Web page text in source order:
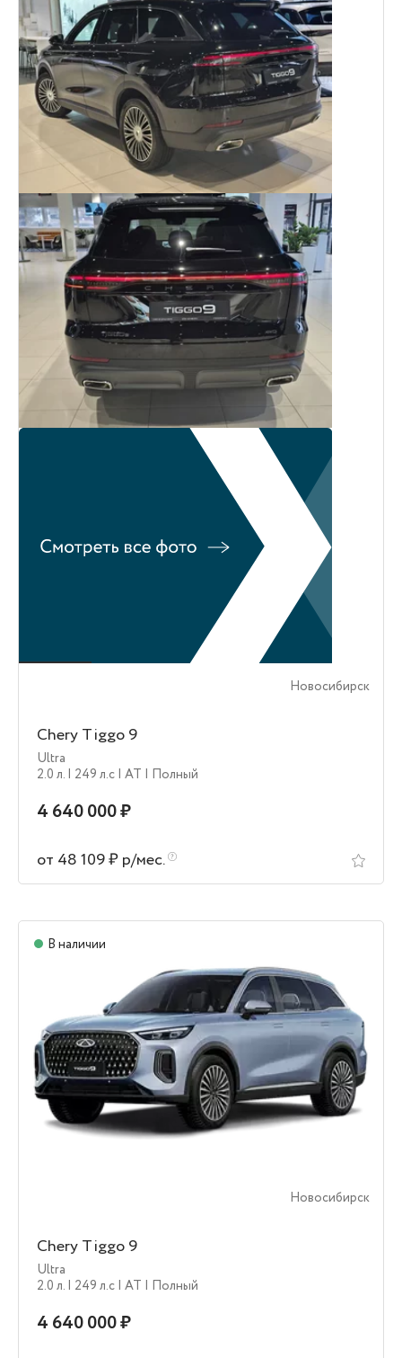
Новосибирск
Chery Tiggo 9
Ultra
2.0 л. | 249 л.c | AT | Полный
4 640 000 ₽
от 48 109 ₽ р/мес.
В наличии
Новосибирск
Chery Tiggo 9
Ultra
2.0 л. | 249 л.c | AT | Полный
4 640 000 ₽